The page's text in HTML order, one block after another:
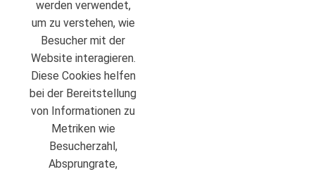
werden verwendet,
um zu verstehen, wie
Besucher mit der
Website interagieren.
Diese Cookies helfen
bei der Bereitstellung
von Informationen zu
Metriken wie
Besucherzahl,
Absprungrate,